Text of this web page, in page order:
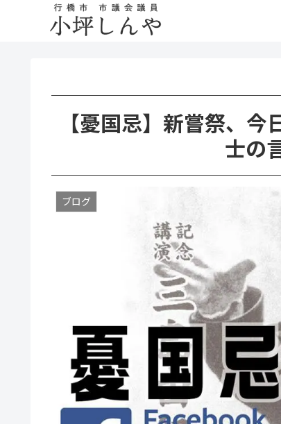
【憂国忌】新嘗祭、
士の
ブログ